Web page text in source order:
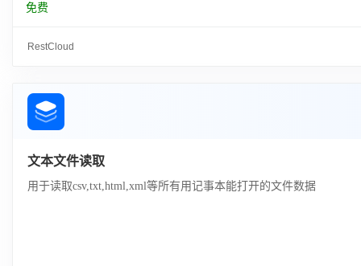
免费
RestCloud
文本文件读取
用于读取csv,txt,html,xml等所有用记事本能打开的文件数据